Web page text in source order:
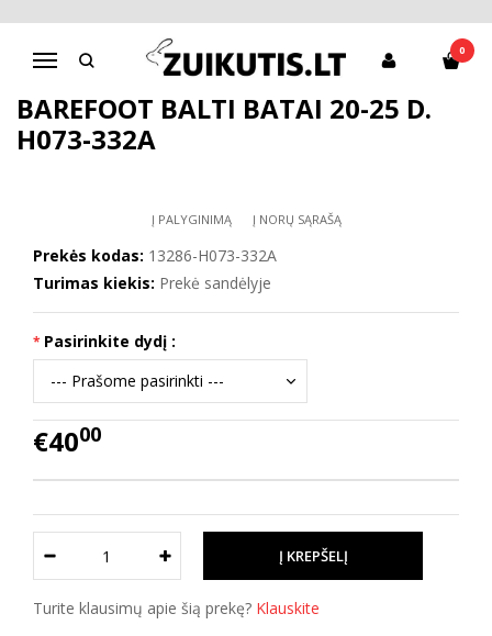
Navigacija
0
Pagrindinis Batai mergaitei
D.D.Step batai mergaitėms
Barefoot balti batai 20-25 d. H073-332A
BAREFOOT BALTI BATAI 20-25 D.
H073-332A
Į PALYGINIMĄ Į NORŲ SĄRAŠĄ
Prekės kodas: 13286-H073-332A
Turimas kiekis: Prekė sandėlyje
Pasirinkite dydį :
€4000
Turite klausimų apie šią prekę? Klauskite